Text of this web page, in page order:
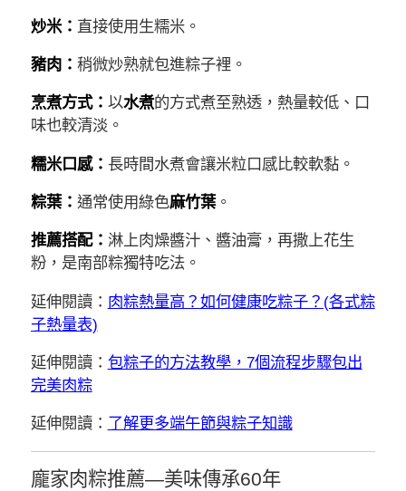
炒米： 直接使用生糯米。
豬肉： 稍微炒熟就包進粽子裡。
烹煮方式： 以水煮的方式煮至熟透，熱量較低、口
味也較清淡。
糯米口感： 長時間水煮會讓米粒口感比較軟黏。
粽葉： 通常使用綠色麻竹葉。
推薦搭配： 淋上肉燥醬汁、醬油膏，再撒上花生
粉，是南部粽獨特吃法。
延伸閱讀： 肉粽熱量高？如何健康吃粽子？(各式粽
子熱量表)
延伸閱讀： 包粽子的方法教學，7個流程步驟包出
完美肉粽
延伸閱讀： 了解更多端午節與粽子知識
龐家肉粽推薦—美味傳承60年